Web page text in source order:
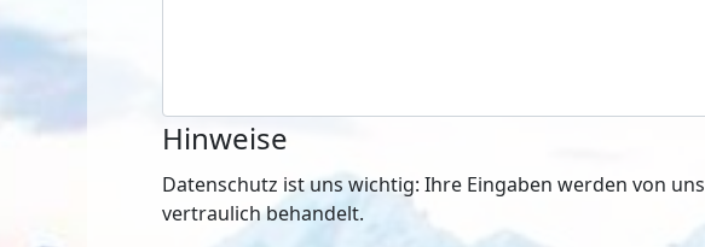
Hinweise
Datenschutz ist uns wichtig: Ihre Eingaben werden von uns
vertraulich behandelt.